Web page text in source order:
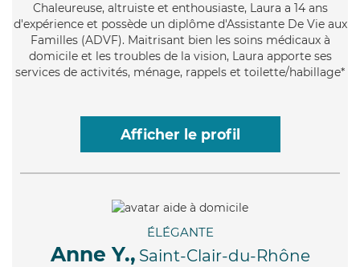
Chaleureuse, altruiste et enthousiaste, Laura a 14 ans
d'expérience et possède un diplôme d'Assistante De Vie aux
Familles (ADVF). Maitrisant bien les soins médicaux à
domicile et les troubles de la vision, Laura apporte ses
services de activités, ménage, rappels et toilette/habillage*
Afficher le profil
ÉLÉGANTE
Anne Y., Saint-Clair-du-Rhône